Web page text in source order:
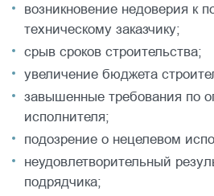
возникновение недоверия к
техническому заказчику;
срыв сроков строительства;
увеличение бюджета
завышенные требования по
исполнителя;
подозрение о нецелевом
неудовлетворительный
подрядчика;